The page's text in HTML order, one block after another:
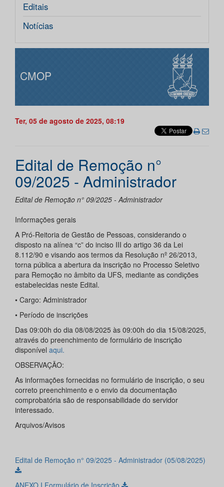
Editais
Notícias
CMOP
Ter, 05 de agosto de 2025, 08:19
Edital de Remoção n°
09/2025 - Administrador
Edital de Remoção n° 09/2025 - Administrador
Informações gerais
A Pró-Reitoria de Gestão de Pessoas, considerando o
disposto na alínea “c” do inciso III do artigo 36 da Lei
8.112/90 e visando aos termos da Resolução nº 26/2013,
torna pública a abertura da inscrição no Processo Seletivo
para Remoção no âmbito da UFS, mediante as condições
estabelecidas neste Edital.
• Cargo: Administrador
• Período de inscrições
Das 09:00h do dia 08/08/2025 às 09:00h do dia 15/08/2025,
através do preenchimento de formulário de inscrição
disponível aqui.
OBSERVAÇÃO:
As informações fornecidas no formulário de inscrição, o seu
correto preenchimento e o envio da documentação
comprobatória são de responsabilidade do servidor
interessado.
Arquivos/Avisos
Edital de Remoção n° 09/2025 - Administrador (05/08/2025)